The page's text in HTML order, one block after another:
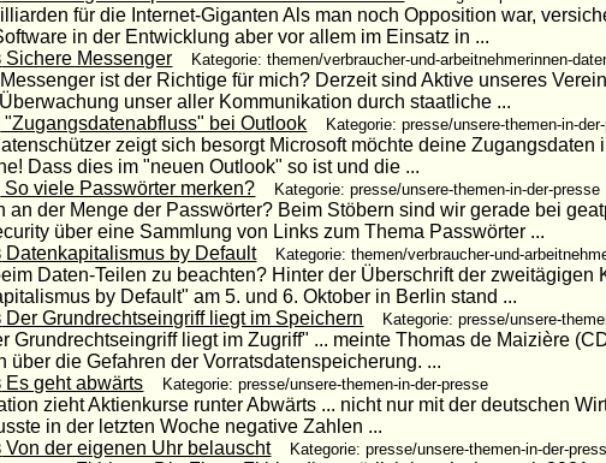
für die Internet-Giganten Als man noch Opposition war,
in der Entwicklung aber vor allem im Einsatz in ...
Sichere Messenger Kategorie: themen/verbraucher-und-arbeitnehmerinnen-
ist der Richtige für mich? Derzeit sind Aktive unseres
unser aller Kommunikation durch staatliche ...
"Zugangsdatenabfluss" bei Outlook Kategorie: presse/unsere-themen-in-
zeigt sich besorgt Microsoft möchte deine
Dass dies im "neuen Outlook" so ist und die ...
So viele Passwörter merken? Kategorie: presse/unsere-themen-in-der-presse
an der Menge der Passwörter? Beim Stöbern sind wir gerade bei
über eine Sammlung von Links zum Thema Passwörter ...
Datenkapitalismus by Default Kategorie: themen/verbraucher-und-
Daten-Teilen zu beachten? Hinter der Überschrift der zweitägigen
by Default" am 5. und 6. Oktober in Berlin stand ...
Der Grundrechtseingriff liegt im Speichern Kategorie: presse/unsere-
Grundrechtseingriff liegt im Zugriff" ... meinte Thomas de Maizière
über die Gefahren der Vorratsdatenspeicherung. ...
Es geht abwärts Kategorie: presse/unsere-themen-in-der-presse
zieht Aktienkurse runter Abwärts ... nicht nur mit der deutschen
in der letzten Woche negative Zahlen ...
Von der eigenen Uhr belauscht Kategorie: presse/unsere-themen-in-der-